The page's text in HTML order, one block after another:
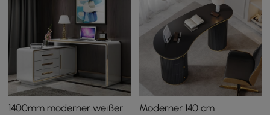
1400mm moderner weißer
Moderner 140 cm